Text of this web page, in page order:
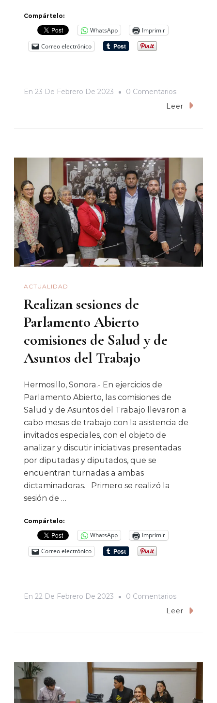
Compártelo:
WhatsApp
Imprimir
Correo electrónico
En 23 De Febrero De 2023 0 ComentariosEn
Aprueba
Para
Universidad
De
Sonora
Leer
ACTUALIDAD
Realizan sesiones de
Parlamento Abierto
comisiones de Salud y de
Asuntos del Trabajo
Hermosillo, Sonora.- En ejercicios de
Parlamento Abierto, las comisiones de
Salud y de Asuntos del Trabajo llevaron a
cabo mesas de trabajo con la asistencia de
invitados especiales, con el objeto de
analizar y discutir iniciativas presentadas
por diputadas y diputados, que se
encuentran turnadas a ambas
dictaminadoras. Primero se realizó la
sesión de …
Compártelo:
WhatsApp
Imprimir
Correo electrónico
En 22 De Febrero De 2023 0 ComentariosEn
Realizan
Abierto
Leer